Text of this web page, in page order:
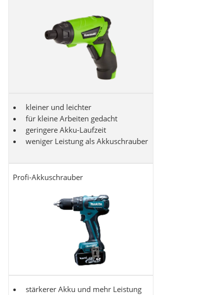
kleiner und leichter
für kleine Arbeiten gedacht
geringere Akku-Laufzeit
weniger Leistung als Akkuschrauber
Profi-Akkuschrauber
stärkerer Akku und mehr Leistung